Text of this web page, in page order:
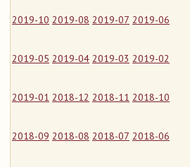
2019-10 2019-08 2019-07 2019-06
2019-05 2019-04 2019-03 2019-02
2019-01 2018-12 2018-11 2018-10
2018-09 2018-08 2018-07 2018-06